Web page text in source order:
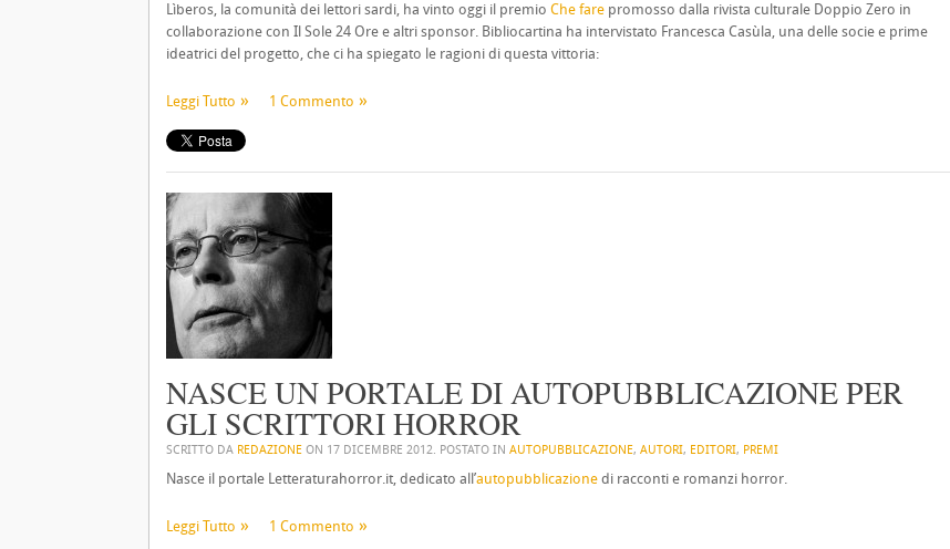
Lìberos, la comunità dei lettori sardi, ha vinto oggi il premio Che fare promosso dalla rivista culturale Doppio Zero in
collaborazione con Il Sole 24 Ore e altri sponsor. Bibliocartina ha intervistato Francesca Casùla, una delle socie e prime
ideatrici del progetto, che ci ha spiegato le ragioni di questa vittoria:
Leggi Tutto 1 Commento
NASCE UN PORTALE DI AUTOPUBBLICAZIONE PER
GLI SCRITTORI HORROR
SCRITTO DA REDAZIONE ON 17 DICEMBRE 2012. POSTATO IN AUTOPUBBLICAZIONE, AUTORI, EDITORI, PREMI
Nasce il portale Letteraturahorror.it, dedicato all’autopubblicazione di racconti e romanzi horror.
Leggi Tutto 1 Commento